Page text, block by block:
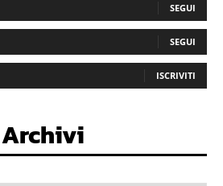
SEGUI
SEGUI
ISCRIVITI
Archivi